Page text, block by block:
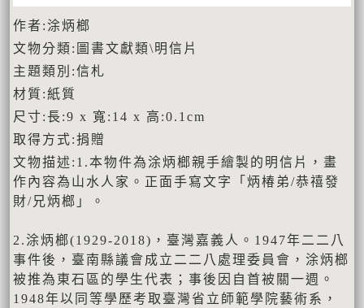
作者:涂炳榔
文物分類:圖書文獻類\明信片
主題類別:信札
材質:紙質
尺寸:長:9 x 寬:14 x 高:0.1cm
取得方式:捐贈
文物描述:1.本物件為涂炳榔親手繪製的明信片，畫
作內容為山水人家。正面手寫文字「炳椿弟/恭禧發
財/兄炳榔」。
2.涂炳榔(1929-2018)，臺灣嘉義人。1947年二二八
事件後，臺南縣議會成立二二八處理委員會，涂炳榔
被推為東石區的學生代表；事後因自首被關一週。
1948年以同等學歷考取臺灣省立師範學院藝術系，